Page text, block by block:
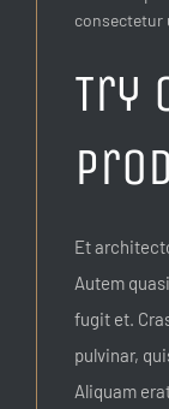
consectetur
Try
Et
Autem
fugit et.
pulvinar,
Aliquam